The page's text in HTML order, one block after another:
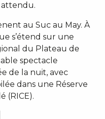
au Suc au May. À
s’étend sur une
du Plateau de
spectacle
de la nuit, avec
dans une Réserve
(RICE).